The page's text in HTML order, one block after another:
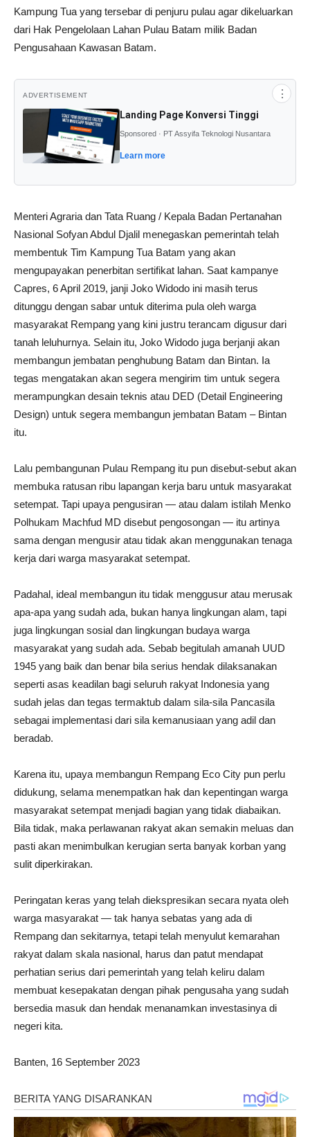
Kampung Tua yang tersebar di penjuru pulau agar dikeluarkan
dari Hak Pengelolaan Lahan Pulau Batam milik Badan
Pengusahaan Kawasan Batam.
ADVERTISEMENT ⋮
Landing Page Konversi Tinggi
Sponsored · PT Assyifa Teknologi Nusantara
Learn more
Menteri Agraria dan Tata Ruang / Kepala Badan Pertanahan
Nasional Sofyan Abdul Djalil menegaskan pemerintah telah
membentuk Tim Kampung Tua Batam yang akan
mengupayakan penerbitan sertifikat lahan. Saat kampanye
Capres, 6 April 2019, janji Joko Widodo ini masih terus
ditunggu dengan sabar untuk diterima pula oleh warga
masyarakat Rempang yang kini justru terancam digusur dari
tanah leluhurnya. Selain itu, Joko Widodo juga berjanji akan
membangun jembatan penghubung Batam dan Bintan. Ia
tegas mengatakan akan segera mengirim tim untuk segera
merampungkan desain teknis atau DED (Detail Engineering
Design) untuk segera membangun jembatan Batam – Bintan
itu.
Lalu pembangunan Pulau Rempang itu pun disebut-sebut akan
membuka ratusan ribu lapangan kerja baru untuk masyarakat
setempat. Tapi upaya pengusiran — atau dalam istilah Menko
Polhukam Machfud MD disebut pengosongan — itu artinya
sama dengan mengusir atau tidak akan menggunakan tenaga
kerja dari warga masyarakat setempat.
Padahal, ideal membangun itu tidak menggusur atau merusak
apa-apa yang sudah ada, bukan hanya lingkungan alam, tapi
juga lingkungan sosial dan lingkungan budaya warga
masyarakat yang sudah ada. Sebab begitulah amanah UUD
1945 yang baik dan benar bila serius hendak dilaksanakan
seperti asas keadilan bagi seluruh rakyat Indonesia yang
sudah jelas dan tegas termaktub dalam sila-sila Pancasila
sebagai implementasi dari sila kemanusiaan yang adil dan
beradab.
Karena itu, upaya membangun Rempang Eco City pun perlu
didukung, selama menempatkan hak dan kepentingan warga
masyarakat setempat menjadi bagian yang tidak diabaikan.
Bila tidak, maka perlawanan rakyat akan semakin meluas dan
pasti akan menimbulkan kerugian serta banyak korban yang
sulit diperkirakan.
Peringatan keras yang telah diekspresikan secara nyata oleh
warga masyarakat — tak hanya sebatas yang ada di
Rempang dan sekitarnya, tetapi telah menyulut kemarahan
rakyat dalam skala nasional, harus dan patut mendapat
perhatian serius dari pemerintah yang telah keliru dalam
membuat kesepakatan dengan pihak pengusaha yang sudah
bersedia masuk dan hendak menanamkan investasinya di
negeri kita.
Banten, 16 September 2023